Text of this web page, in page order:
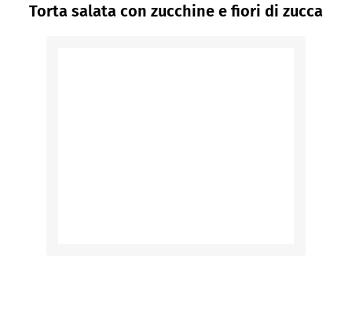
Torta salata con zucchine e fiori di zucca